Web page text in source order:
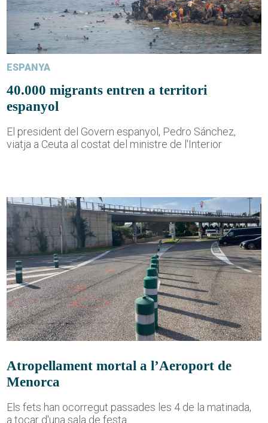
ESPANYA
40.000 migrants entren a territori
espanyol
El president del Govern espanyol, Pedro Sánchez,
viatja a Ceuta al costat del ministre de l'Interior
Atropellament mortal a l’Aeroport de
Menorca
Els fets han ocorregut passades les 4 de la matinada,
a tocar d'una sala de festa